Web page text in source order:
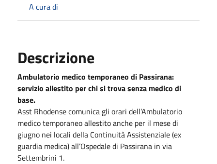
A cura di
Descrizione
Ambulatorio medico temporaneo di Passirana:
servizio allestito per chi si trova senza medico di
base.
Asst Rhodense comunica gli orari dell’Ambulatorio
medico temporaneo allestito anche per il mese di
giugno nei locali della Continuità Assistenziale (ex
guardia medica) all’Ospedale di Passirana in via
Settembrini 1.